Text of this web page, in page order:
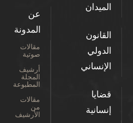
الميدان
القانون
الدولي
الإنساني
قضايا
إنسانية
عن
المدونة
مقالات
صوتية
أرشيف
المجلة
المطبوعة
مقالات
من
الأرشيف